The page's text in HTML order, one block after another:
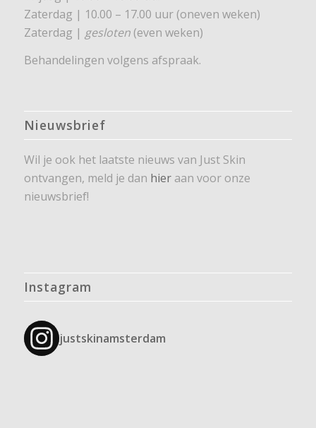
Zaterdag | 10.00 – 17.00 uur (oneven weken)
Zaterdag | gesloten(even weken)
Behandelingen volgens afspraak.
Nieuwsbrief
Wil je ook het laatste nieuws van Just Skin
ontvangen, meld je dan hieraan voor onze
nieuwsbrief!
Instagram
justskinamsterdam